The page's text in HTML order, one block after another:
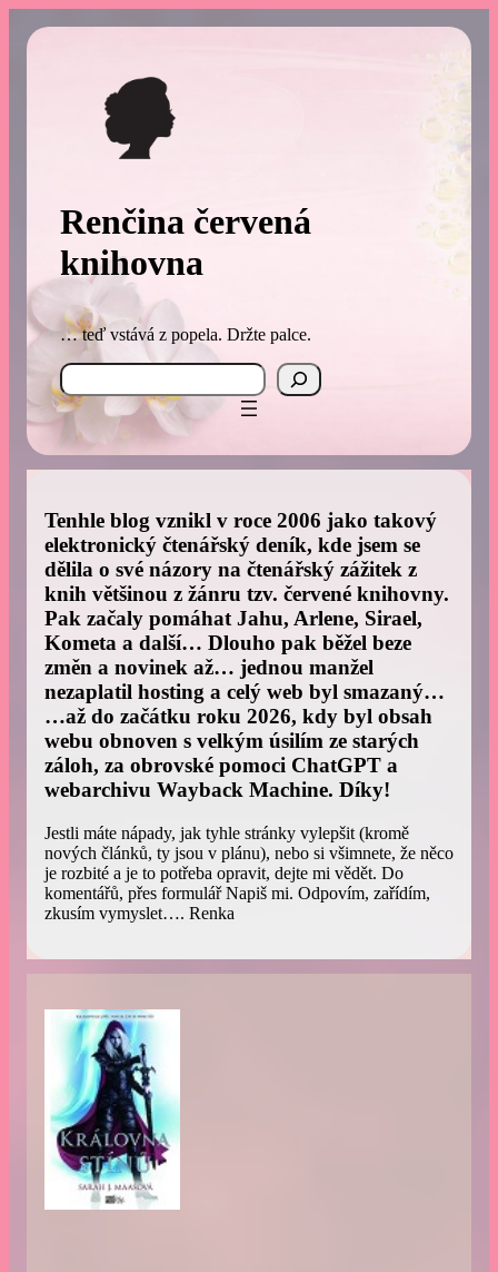
Renčina červená
knihovna
… teď vstává z popela. Držte palce.
Search
Tenhle blog vznikl v roce 2006 jako takový
elektronický čtenářský deník, kde jsem se
dělila o své názory na čtenářský zážitek z
knih většinou z žánru tzv. červené knihovny.
Pak začaly pomáhat Jahu, Arlene, Sirael,
Kometa a další… Dlouho pak běžel beze
změn a novinek až… jednou manžel
nezaplatil hosting a celý web byl smazaný…
…až do začátku roku 2026, kdy byl obsah
webu obnoven s velkým úsilím ze starých
záloh, za obrovské pomoci ChatGPT a
webarchivu Wayback Machine. Díky!
Jestli máte nápady, jak tyhle stránky vylepšit (kromě
nových článků, ty jsou v plánu), nebo si všimnete, že něco
je rozbité a je to potřeba opravit, dejte mi vědět. Do
komentářů, přes formulář Napiš mi. Odpovím, zařídím,
zkusím vymyslet…. Renka